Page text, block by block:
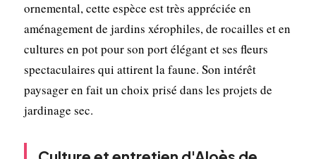
ornemental, cette espèce est très appréciée en
aménagement de jardins xérophiles, de rocailles et en
cultures en pot pour son port élégant et ses fleurs
spectaculaires qui attirent la faune. Son intérêt
paysager en fait un choix prisé dans les projets de
jardinage sec.